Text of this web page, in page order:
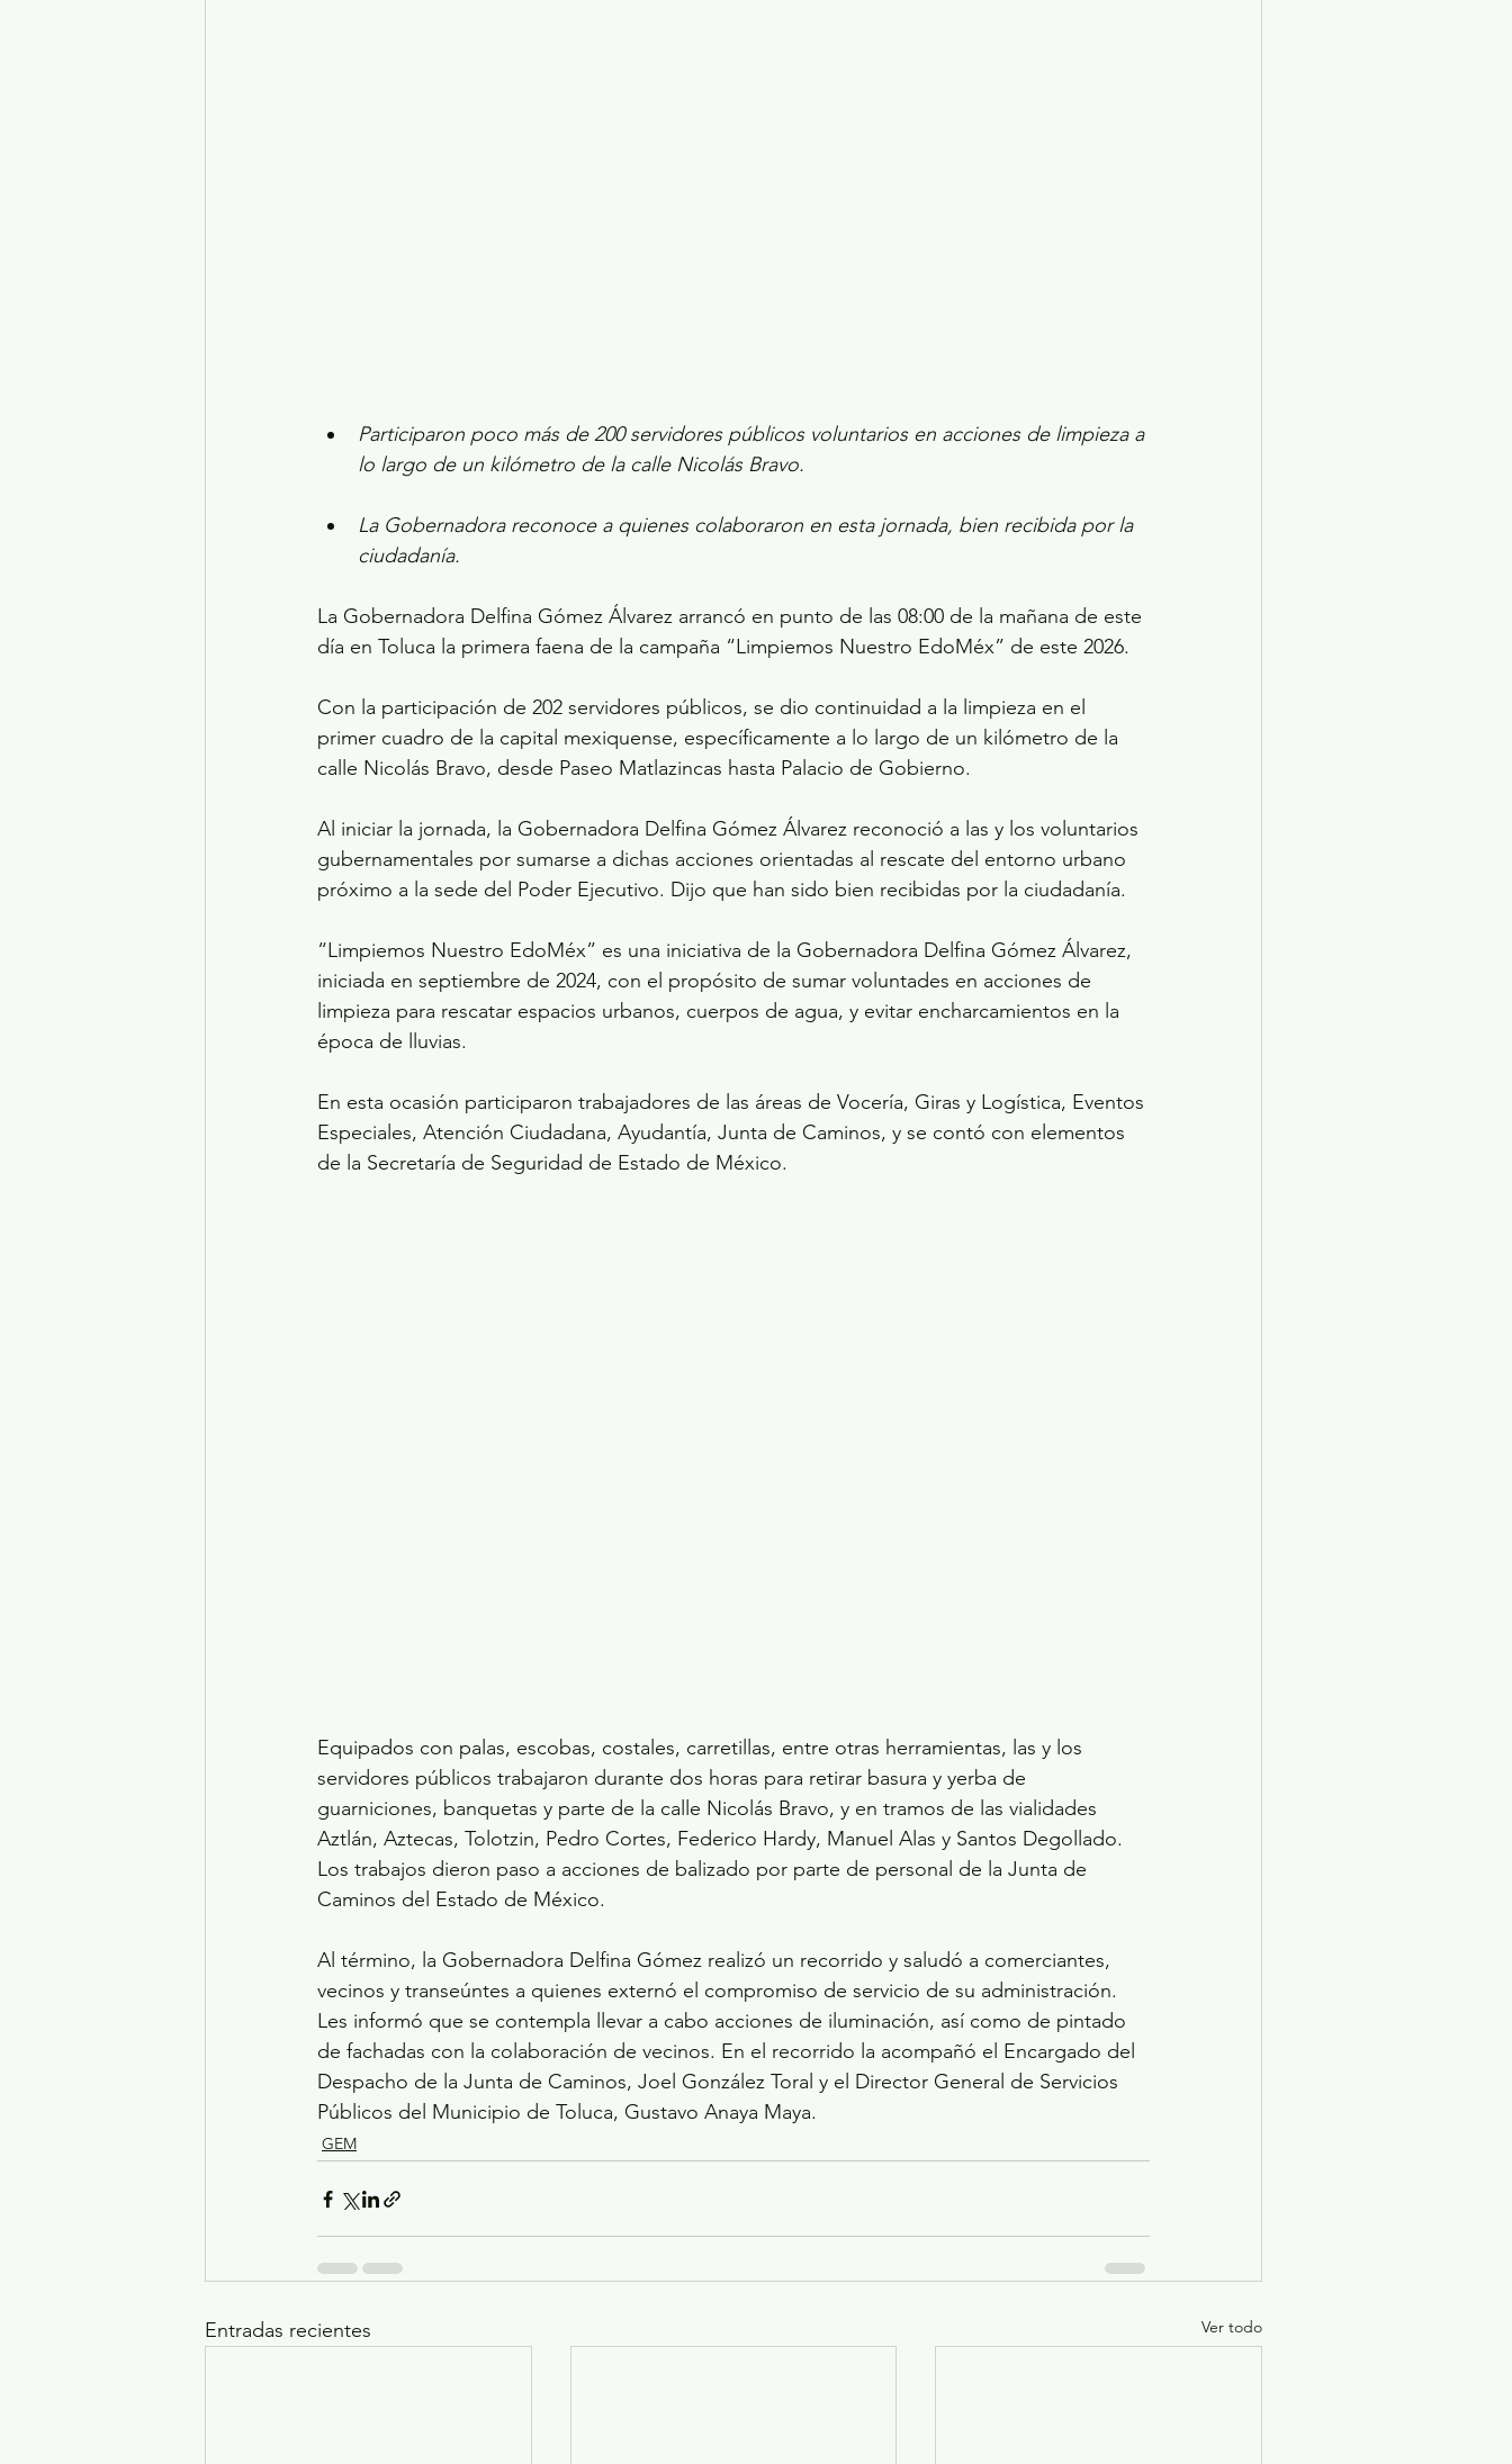
Participaron poco más de 200 servidores públicos voluntarios en acciones de limpieza a
lo largo de un kilómetro de la calle Nicolás Bravo.
La Gobernadora reconoce a quienes colaboraron en esta jornada, bien recibida por la
ciudadanía.
La Gobernadora Delfina Gómez Álvarez arrancó en punto de las 08:00 de la mañana de este
día en Toluca la primera faena de la campaña “Limpiemos Nuestro EdoMéx” de este 2026.
Con la participación de 202 servidores públicos, se dio continuidad a la limpieza en el
primer cuadro de la capital mexiquense, específicamente a lo largo de un kilómetro de la
calle Nicolás Bravo, desde Paseo Matlazincas hasta Palacio de Gobierno.
Al iniciar la jornada, la Gobernadora Delfina Gómez Álvarez reconoció a las y los voluntarios
gubernamentales por sumarse a dichas acciones orientadas al rescate del entorno urbano
próximo a la sede del Poder Ejecutivo. Dijo que han sido bien recibidas por la ciudadanía.
“Limpiemos Nuestro EdoMéx” es una iniciativa de la Gobernadora Delfina Gómez Álvarez,
iniciada en septiembre de 2024, con el propósito de sumar voluntades en acciones de
limpieza para rescatar espacios urbanos, cuerpos de agua, y evitar encharcamientos en la
época de lluvias.
En esta ocasión participaron trabajadores de las áreas de Vocería, Giras y Logística, Eventos
Especiales, Atención Ciudadana, Ayudantía, Junta de Caminos, y se contó con elementos
de la Secretaría de Seguridad de Estado de México.
Equipados con palas, escobas, costales, carretillas, entre otras herramientas, las y los
servidores públicos trabajaron durante dos horas para retirar basura y yerba de
guarniciones, banquetas y parte de la calle Nicolás Bravo, y en tramos de las vialidades
Aztlán, Aztecas, Tolotzin, Pedro Cortes, Federico Hardy, Manuel Alas y Santos Degollado.
Los trabajos dieron paso a acciones de balizado por parte de personal de la Junta de
Caminos del Estado de México.
Al término, la Gobernadora Delfina Gómez realizó un recorrido y saludó a comerciantes,
vecinos y transeúntes a quienes externó el compromiso de servicio de su administración.
Les informó que se contempla llevar a cabo acciones de iluminación, así como de pintado
de fachadas con la colaboración de vecinos. En el recorrido la acompañó el Encargado del
Despacho de la Junta de Caminos, Joel González Toral y el Director General de Servicios
Públicos del Municipio de Toluca, Gustavo Anaya Maya.
GEM
Entradas recientes Ver todo